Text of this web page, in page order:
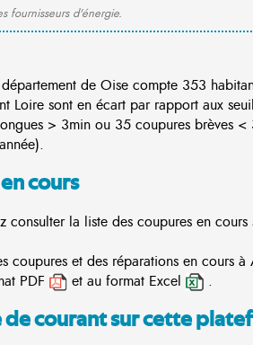
fournisseurs d'énergie.
de Oise compte 353
Loire sont en écart par rapport aux
> 3min ou 35 coupures brèves <
cours
consulter la liste des coupures en cours
coupures et des réparations en cours
PDF
et au format Excel .
de courant sur cette